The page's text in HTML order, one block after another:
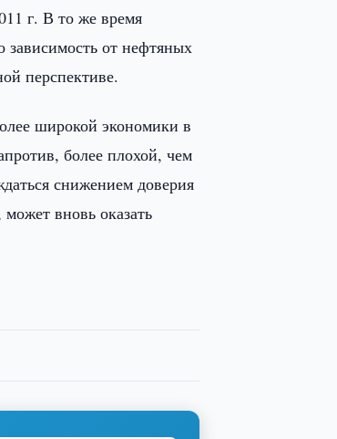
г. В то же время
зависимость от нефтяных
перспективе.
широкой экономики в
более плохой, чем
снижением доверия
вновь оказать